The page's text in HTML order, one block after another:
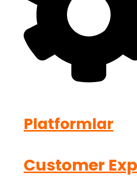
Platformlar
Customer